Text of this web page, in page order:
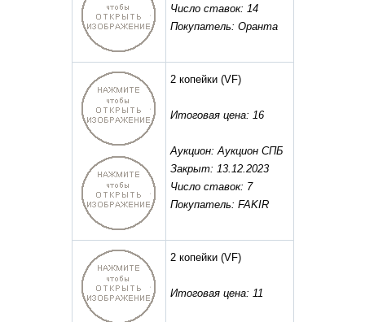
Число ставок: 14
Покупатель: Оранта
2 копейки (VF)
Итоговая цена: 16
Аукцион: Аукцион СПБ
Закрыт: 13.12.2023
Число ставок: 7
Покупатель: FAKIR
2 копейки (VF)
Итоговая цена: 11